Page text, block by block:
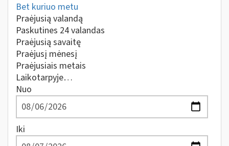
Bet kuriuo metu
Praėjusią valandą
Paskutines 24 valandas
Praėjusią savaitę
Praėjusį mėnesį
Praėjusiais metais
Laikotarpyje…
Nuo
Iki